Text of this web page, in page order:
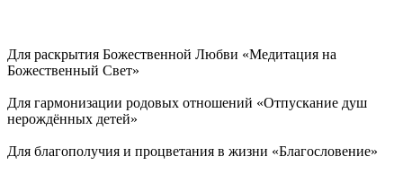
Для раскрытия Божественной Любви «Медитация на
Божественный Свет»
Для гармонизации родовых отношений «Отпускание душ
нерождённых детей»
Для благополучия и процветания в жизни «Благословение»